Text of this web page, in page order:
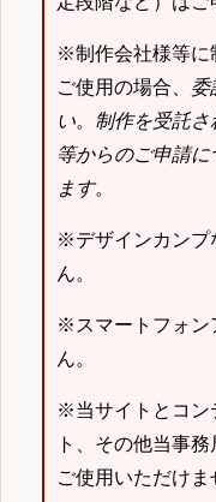
※制作会社様等に
ご使用の場合、 委
い。 制作を受託
等からのご申請
ます。
※デザインカンプ
ん。
※スマートフォン
ん。
※当サイトとコン
ト、その他当事
ご使用いただけま